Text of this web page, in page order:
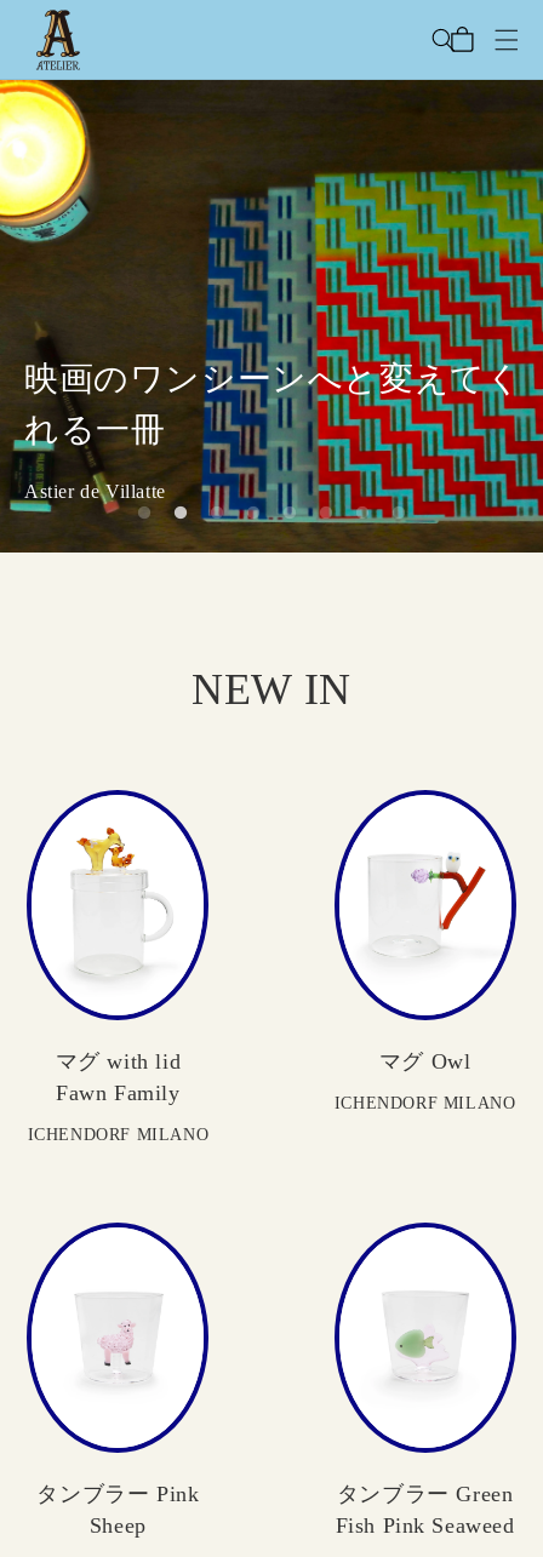
コンテ
ンツに
進む
ー
Dans l’ouverture du monde 〜開か
れている世界の中で〜
Michèle RAYMOND
映画のワンシーンへと変えてく
れる一冊
Astier de Villatte
Collecting Memories
GRAINNE MORTON
New Collections
Astier de Villatte
毎日を共に時を刻んでいく。
Cosi Tabellini
アートピースのようなテキスタ
イル。
The House of Lyria
ガラスの中に閉じ込めたのは、
小さな幸福の気配。
ICHENDORF MILANO
New Collections
Macon & Lesquoy
NEW IN
マグ with lid
Fawn Family
ICHENDORF MILANO
マグ Owl
ICHENDORF MILANO
タンブラー Pink
Sheep
タンブラー Green
Fish Pink Seaweed